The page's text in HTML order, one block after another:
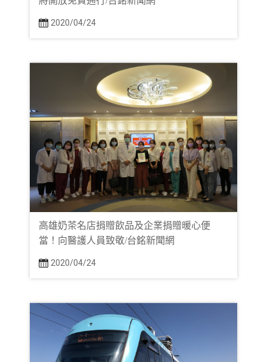
2020/04/24
高雄奶茶名店捐贈飲品及企業捐贈暖心便
當！向醫護人員致敬/台銘新聞網
2020/04/24